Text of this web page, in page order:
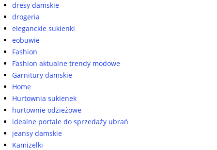
dresy damskie
drogeria
eleganckie sukienki
eobuwie
Fashion
Fashion aktualne trendy modowe
Garnitury damskie
Home
Hurtownia sukienek
hurtownie odzieżowe
idealne portale do sprzedaży ubrań
jeansy damskie
Kamizelki